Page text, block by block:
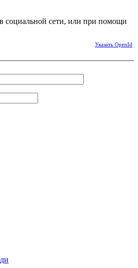
социальной сети, или при помощи
Указать OpenId